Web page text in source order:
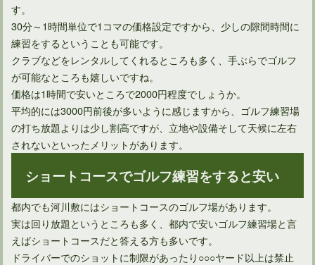
ゴルフ場に入会するときの面接。服装はどうしたら良いの？
す。
30分～1時間単位で1コマの価格設定ですから、少しの隙間時間に
練習をするということも可能です。
クラブなどをレンタルしてくれるところも多く、手ぶらでゴルフ
が可能なところも嬉しいですね。
価格は1時間で安いところで2000円程度でしょうか。
平均的には3000円前後が多いように感じますから、ゴルフ練習場
の打ち放題よりは少し割高ですが、立地や設備そして天候に左右
されないといったメリットがあります。
ショートコースでゴルフ練習をすると安い
都内でも河川敷にはショートコースのゴルフ場があります。
実は回り放題というところも多く、都内で安いゴルフ練習場と言
えばショートコースだと答える方も多いです。
ドライバーでのショットに制限があったり○○○ヤード以上は禁止